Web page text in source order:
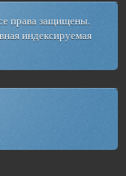
права защищены.
индексируемая